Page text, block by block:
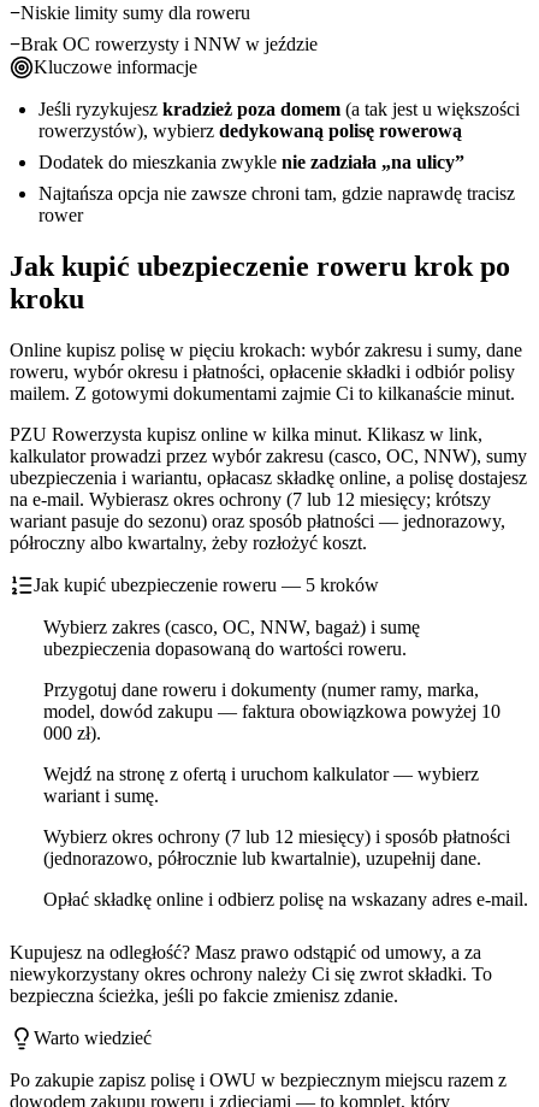
Niskie limity sumy dla roweru
Brak OC rowerzysty i NNW w jeździe
Kluczowe informacje
Jeśli ryzykujesz kradzież poza domem (a tak jest u większości
rowerzystów), wybierz dedykowaną polisę rowerową
Dodatek do mieszkania zwykle nie zadziała „na ulicy”
Najtańsza opcja nie zawsze chroni tam, gdzie naprawdę tracisz
rower
Jak kupić ubezpieczenie roweru krok po
kroku
Online kupisz polisę w pięciu krokach: wybór zakresu i sumy, dane
roweru, wybór okresu i płatności, opłacenie składki i odbiór polisy
mailem. Z gotowymi dokumentami zajmie Ci to kilkanaście minut.
PZU Rowerzysta kupisz online w kilka minut. Klikasz w link,
kalkulator prowadzi przez wybór zakresu (casco, OC, NNW), sumy
ubezpieczenia i wariantu, opłacasz składkę online, a polisę dostajesz
na e-mail. Wybierasz okres ochrony (7 lub 12 miesięcy; krótszy
wariant pasuje do sezonu) oraz sposób płatności — jednorazowy,
półroczny albo kwartalny, żeby rozłożyć koszt.
Jak kupić ubezpieczenie roweru — 5 kroków
Wybierz zakres (casco, OC, NNW, bagaż) i sumę
ubezpieczenia dopasowaną do wartości roweru.
Przygotuj dane roweru i dokumenty (numer ramy, marka,
model, dowód zakupu — faktura obowiązkowa powyżej 10
000 zł).
Wejdź na stronę z ofertą i uruchom kalkulator — wybierz
wariant i sumę.
Wybierz okres ochrony (7 lub 12 miesięcy) i sposób płatności
(jednorazowo, półrocznie lub kwartalnie), uzupełnij dane.
Opłać składkę online i odbierz polisę na wskazany adres e-mail.
Kupujesz na odległość? Masz prawo odstąpić od umowy, a za
niewykorzystany okres ochrony należy Ci się zwrot składki. To
bezpieczna ścieżka, jeśli po fakcie zmienisz zdanie.
Warto wiedzieć
Po zakupie zapisz polisę i OWU w bezpiecznym miejscu razem z
dowodem zakupu roweru i zdjęciami — to komplet, który